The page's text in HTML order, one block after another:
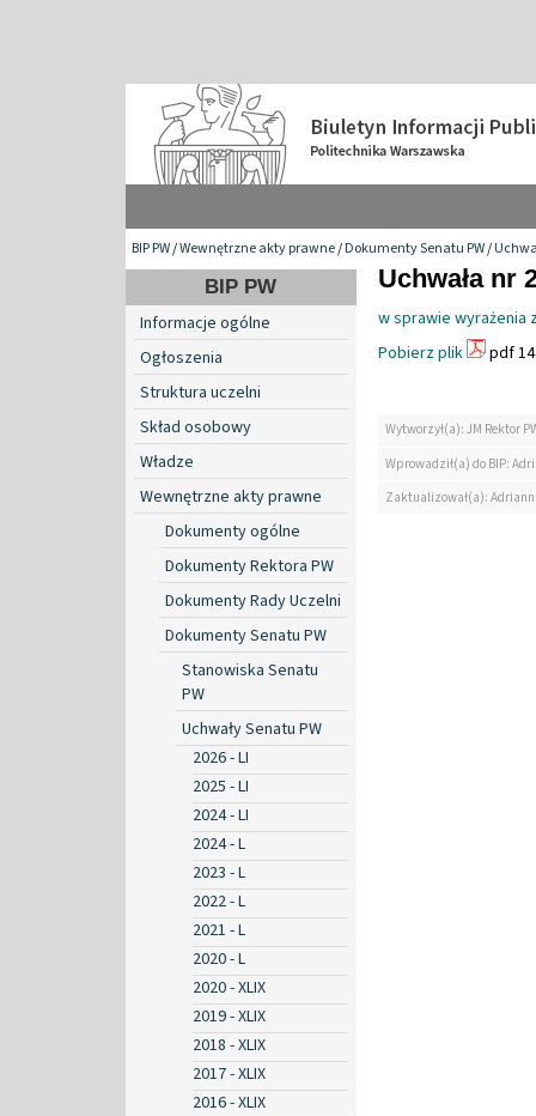
BIP PW/Wewnętrzne akty prawne/Dokumenty Senatu PW/
BIP PW
Informacje ogólne
Ogłoszenia
Struktura uczelni
Skład osobowy
Władze
Wewnętrzne akty prawne
Dokumenty ogólne
Dokumenty Rektora PW
Dokumenty Rady Uczelni
Dokumenty Senatu PW
Stanowiska Senatu
PW
Uchwały Senatu PW
2026 - LI
2025 - LI
2024 - LI
2024 - L
2023 - L
2022 - L
2021 - L
2020 - L
2020 - XLIX
2019 - XLIX
2018 - XLIX
2017 - XLIX
2016 - XLIX
Uchwała nr
w sprawie wyrażenia
Pobierz plik
pdf
Wytworzył(a): JM Rektor
Wprowadził(a) do BIP:
Zaktualizował(a):